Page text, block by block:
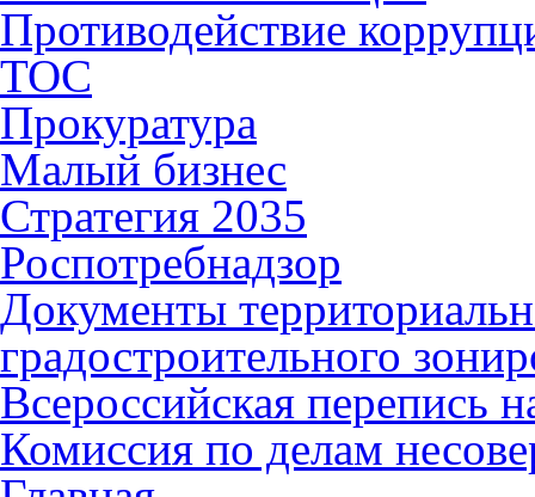
Противодействие
ТОС
Прокуратура
Малый бизнес
Стратегия 2035
Роспотребнадзор
Документы
градостроительного
Всероссийская перепись
Комиссия по делам